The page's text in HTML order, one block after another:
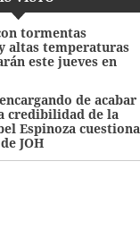
tormentas
altas temperaturas
este jueves en
de acabar
credibilidad de la
Espinoza cuestiona
JOH